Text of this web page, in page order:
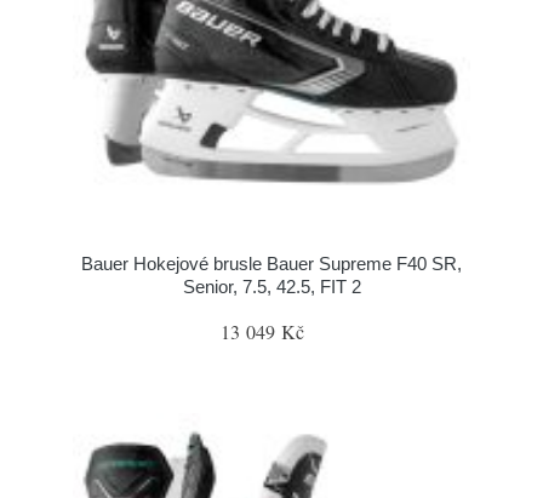
Bauer Hokejové brusle Bauer Supreme F40 SR,
Senior, 7.5, 42.5, FIT 2
13 049 Kč